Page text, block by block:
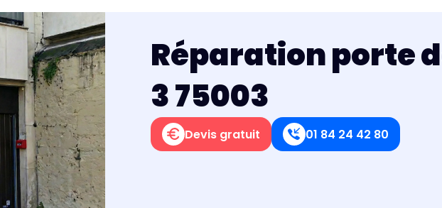
Réparation porte
3 75003
Devis gratuit 01 84 24 42 80